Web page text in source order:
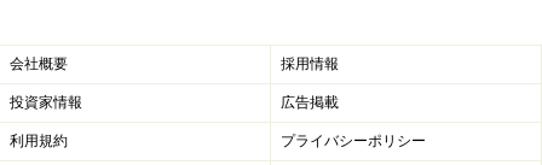
会社概要 採用情報
投資家情報 広告掲載
利用規約 プライバシーポリシー